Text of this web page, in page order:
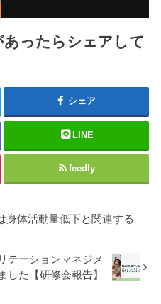
シェアして
シェア
LINE
feedly
身体活動量低下と関連する
テーションマネジメ
した【研修会報告】